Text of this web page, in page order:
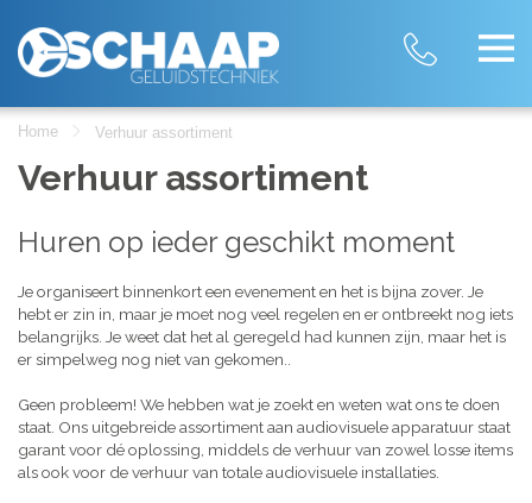
Home Verhuur assortiment
Verhuur assortiment
Huren op ieder geschikt moment
Je organiseert binnenkort een evenement en het is bijna zover. Je
hebt er zin in, maar je moet nog veel regelen en er ontbreekt nog iets
belangrijks. Je weet dat het al geregeld had kunnen zijn, maar het is
er simpelweg nog niet van gekomen..
Geen probleem! We hebben wat je zoekt en weten wat ons te doen
staat. Ons uitgebreide assortiment aan audiovisuele apparatuur staat
garant voor dé oplossing, middels de verhuur van zowel losse items
als ook voor de verhuur van totale audiovisuele installaties.